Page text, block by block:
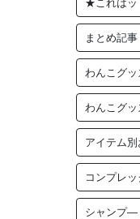
★これはッ
まとめ記事
わんこグッ
わんこグッ
アイテム
コンプレッ
シャンプ―